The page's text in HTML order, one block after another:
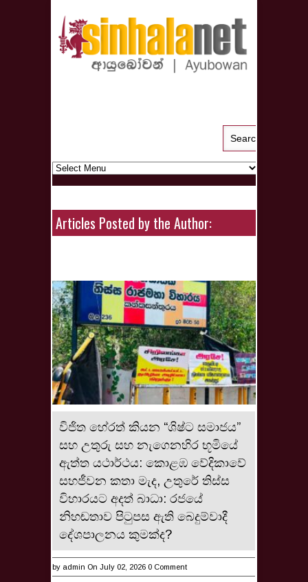
Articles Posted by the Author:
විජිත හේරත් කියන “ශිෂ්ට සමාජය”
සහ උතුරු සහ නැගෙනහිර භූමියේ
ඇත්ත යථාර්ථය: ​කොළඹ වේදිකාවේ
සහජීවන කතා මැද, උතුරේ තිස්ස
විහාරයට අදත් බාධා: රජයේ
නිහඬතාව පිටුපස ඇති බෙදුම්වාදී
දේශපාලනය කුමක්ද?
by admin On July 02, 2026 0 Comment